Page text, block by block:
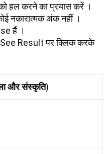
हल करने का प्रयास करें ।
नकारात्मक अंक नहीं ।
हैं ।
See Result पर क्लिक करके
और संस्कृति)